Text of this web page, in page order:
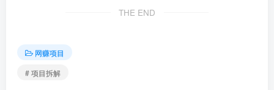
THE END
网赚项目
# 项目拆解